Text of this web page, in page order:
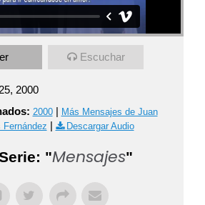
Escuchar
2000
2000| Más Mensajes de Juan
Fernández | Descargar Audio
"Mensajes"